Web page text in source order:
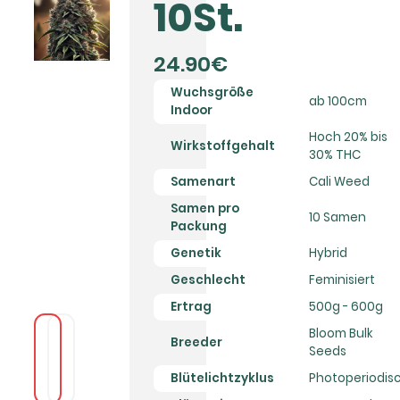
10St.
24.90€
Wuchsgröße
Indoor
ab 100cm
Wirkstoffgehalt
Hoch 20% bis
30% THC
Samenart
Cali Weed
Samen pro
Packung
10 Samen
Genetik
Hybrid
Geschlecht
Feminisiert
Ertrag
500g - 600g
Breeder
Bloom Bulk
Seeds
Blütelichtzyklus